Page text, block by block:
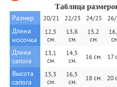
Таблица
Размер 20/21 22/23 24/25
Длина
носочка
12,5
см.
13,8
см.
15,2
см.
Длина
сапога
13,1
см.
14,5
см.
16 см. 17
Высота
сапога
15,3
см.
16,5
см.
18 см. 20